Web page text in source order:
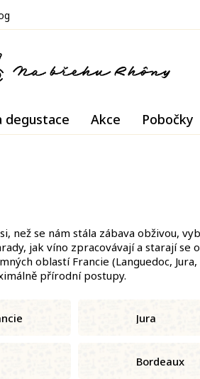
degustace Akce Pobočky
než se nám stála zábava obživou,
jak víno zpracovávají a starají se
oblastí Francie (Languedoc,
přírodní postupy.
Jura
Bordeaux